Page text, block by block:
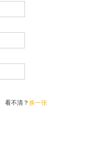
看不清？ 换一张